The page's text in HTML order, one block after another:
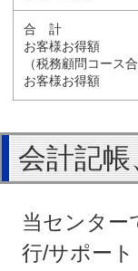
合 計
お客様お得額
（税務顧問コース
お客様お得額
会計記
当センター
行/サポー